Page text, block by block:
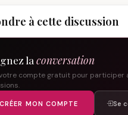
à cette discussion
la conversation
compte gratuit pour participer
CRÉER MON COMPTE Se